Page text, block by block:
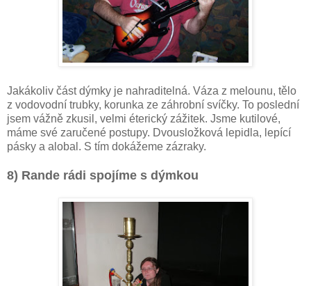
Jakákoliv část dýmky je nahraditelná. Váza z melounu, tělo
z vodovodní trubky, korunka ze záhrobní svíčky. To poslední
jsem vážně zkusil, velmi éterický zážitek. Jsme kutilové,
máme své zaručené postupy. Dvousložková lepidla, lepící
pásky a alobal. S tím dokážeme zázraky.
8) Rande rádi spojíme s dýmkou